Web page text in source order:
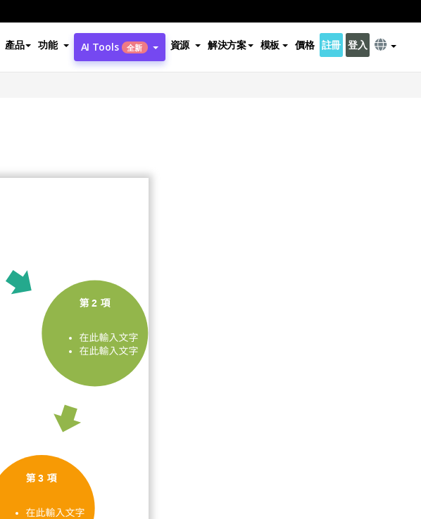
產品 功能 AI Tools 全新 資源 解決方案 模板 價格 註冊 登入